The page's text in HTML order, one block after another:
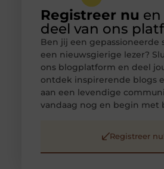
Registreer nu
deel van ons
Ben jij een gepassioneerde
een nieuwsgierige lezer?
ons blogplatform en deel
ontdek inspirerende blogs
aan een levendige
vandaag nog en begin met
Registreer